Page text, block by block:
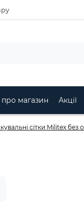
про магазин Акції
сітки Militex без